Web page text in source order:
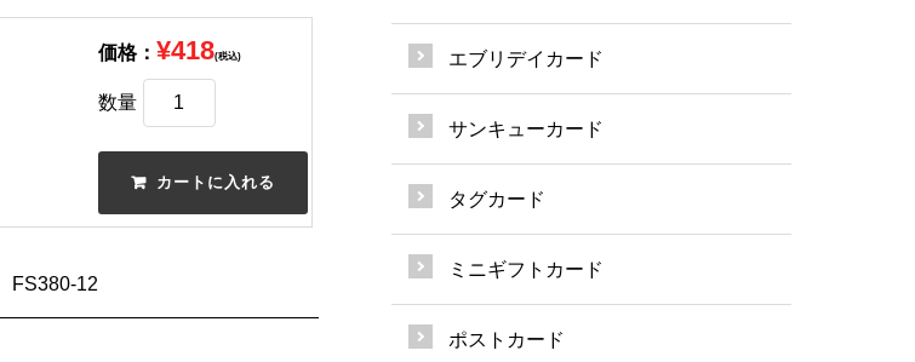
価格： ¥418(税込)
数量
12
エブリデイカード
サンキューカード
タグカード
ミニギフトカード
ポストカード